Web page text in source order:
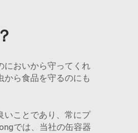
においから守ってくれ
から食品を守るのにも
いことであり、常にプ
では、当社の缶容器